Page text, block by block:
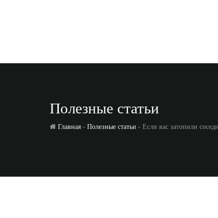
Полезные статьи
Главная - Полезные статьи - Если вас затопили